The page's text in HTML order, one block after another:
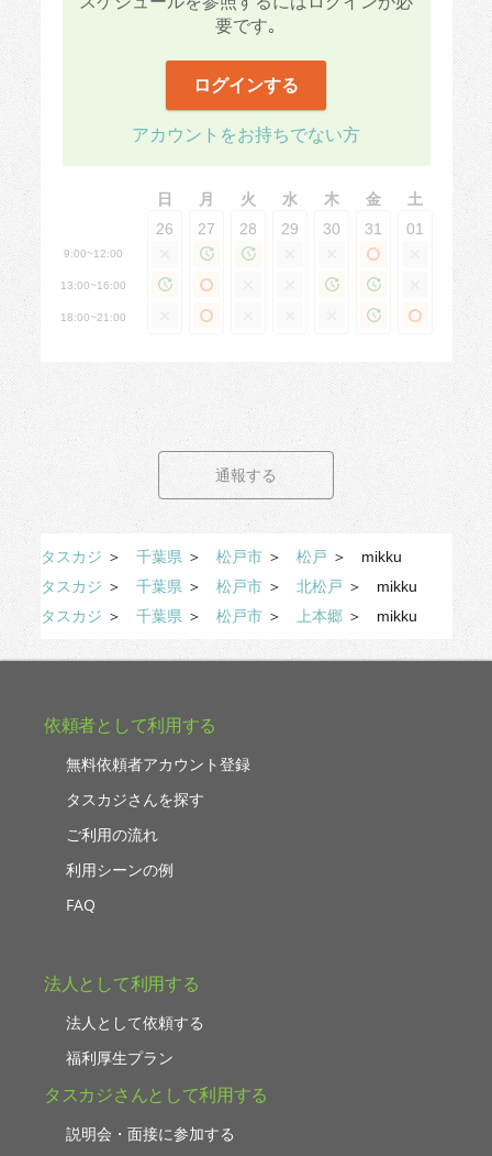
要です｡
ログインする
アカウントをお持ちでない方
日 月 火 水 木 金 土
9:00~12:00
13:00~16:00
18:00~21:00
26 27 28 29 30 31 01
通報する
タスカジ ＞ 千葉県 ＞ 松戸市 ＞ 松戸 ＞
mikku
タスカジ ＞ 千葉県 ＞ 松戸市 ＞ 北松戸 ＞
mikku
タスカジ ＞ 千葉県 ＞ 松戸市 ＞ 上本郷 ＞ mikku
依頼者として利用する
無料依頼者アカウント登録
タスカジさんを探す
ご利用の流れ
利用シーンの例
FAQ
法人として利用する
法人として依頼する
福利厚生プラン
タスカジさんとして利用する
説明会・面接に参加する